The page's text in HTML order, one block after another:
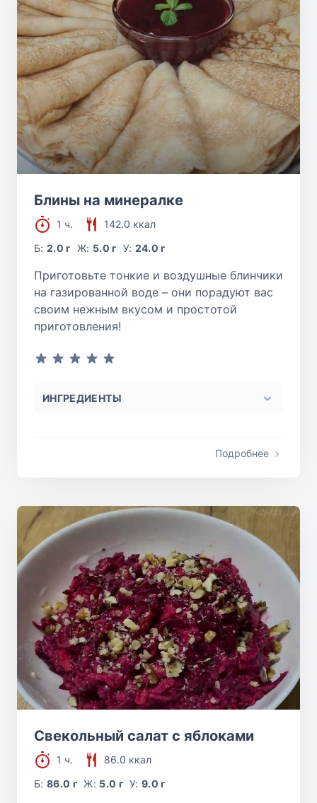
Блины на минералке
1 ч.
142.0 ккал
Б:2.0 г Ж: 5.0 г У: 24.0 г
Приготовьте тонкие и воздушные блинчики
на газированной воде – они порадуют вас
своим нежным вкусом и простотой
приготовления!
ИНГРЕДИЕНТЫ
Подробнее
Свекольный салат с яблоками
1 ч.
86.0 ккал
Б:86.0 г Ж: 5.0 г У:9.0 г